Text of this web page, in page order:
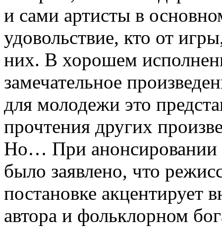
и сами артисты в
удовольствие, кто от
них. В хорошем
замечательное
для молодежи это
прочтения других
Но… При анонсировании
было заявлено, что
постановке акцентирует
автора и фольклорном